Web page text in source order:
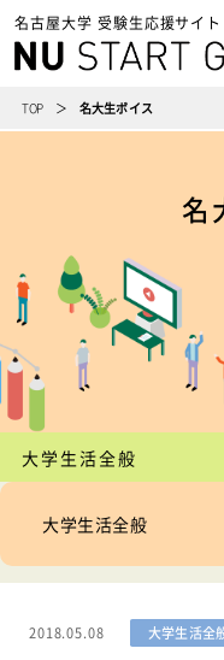
名古屋大学 受験生応援サイト
TOP 名大生ボイス
名
大学生活全般
大学生活全般
2018.05.08 大学生活全